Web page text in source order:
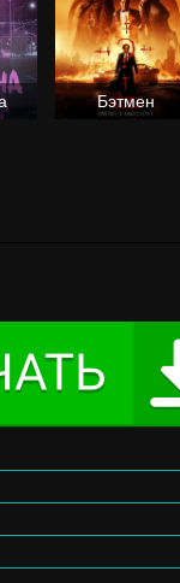
Бэтмен